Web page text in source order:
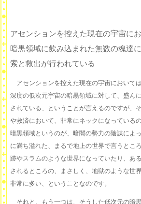
アセンションを控えた現在の宇宙に
暗黒領域に飲み込まれた無数の魂達
索と救出が行われている
アセンションを控えた現在の宇宙において
深度の低次元宇宙の暗黒領域に対して、盛ん
されている、ということが言えるのですが、
や救済において、非常にネックになっている
暗黒領域というのが、暗闇の勢力の陰謀によ
に満ち溢れた、まるで地上の世界で言うとこ
跡やスラムのような世界になっていたり、あ
されるところの、まさしく、地獄のような世
非常に多い、ということなのです。
それと、もう一つは、そうした低次元の暗